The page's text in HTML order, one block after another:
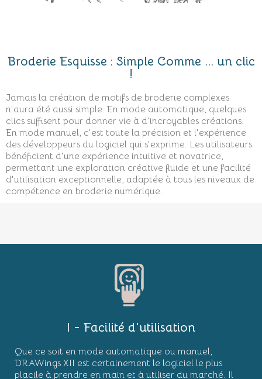
Broderie Esquisse : Simple Comme ... un clic
!
Jamais la création de motifs de broderie complexes
n'aura été aussi simple. En mode automatique, quelques
clics suffisent pour donner vie à d'incroyables créations.
En mode manuel, c'est toute la précision et l'expérience
des développeurs du logiciel qui s'exprime. Les utilisateurs
bénéficient d'une expérience intuitive et novatrice,
permettant une exploration créative fluide et une facilité
d'utilisation exceptionnelle, adaptée à tous les niveaux de
compétence en broderie numérique.
I - Facilité d'utilisation
Que ce soit en mode automatique ou manuel,
DRAWings XII est certainement le logiciel le plus
placile à prendre en main et à utiliser du marché. Il